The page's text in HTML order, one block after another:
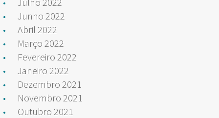
Junho 2022
Abril 2022
Março 2022
Fevereiro 2022
Janeiro 2022
Dezembro 2021
Novembro 2021
Outubro 2021